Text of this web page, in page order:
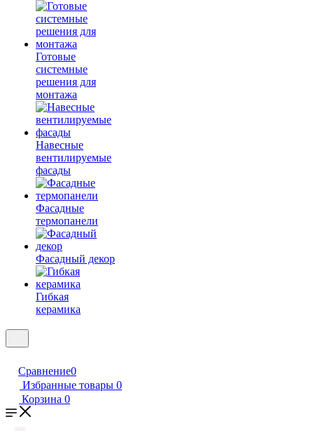
Готовые
системные
решения для
монтажа
Навесные
вентилируемые
фасады
Фасадные
термопанели
Фасадный декор
Гибкая
керамика
Сравнение0
Избранные товары 0
Корзина 0